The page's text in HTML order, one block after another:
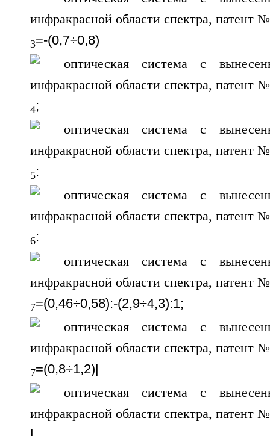
3=-(0,7÷0,8)
4;
5:
6:
7=(0,46÷0,58):-(2,9÷4,3):1;
7=(0,8÷1,2)|